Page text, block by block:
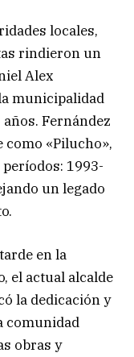
locales,
rindieron un
Alex
municipalidad
Fernández
«Pilucho»,
1993-
un legado
en la
el actual alcalde
la dedicación y
comunidad
obras y